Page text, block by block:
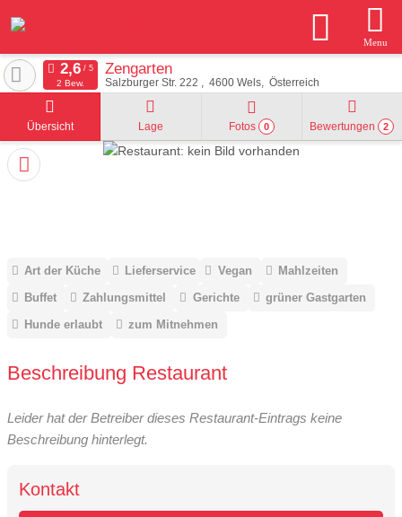
Menu
Zengarten
Salzburger Str. 222 4600 Wels Österreich
2 Bew.
Übersicht Lage Fotos 0 Bewertungen 2
Art der Küche Lieferservice Vegan
Mahlzeiten
Buffet
Zahlungsmittel Gerichte
grüner Gastgarten
Hunde erlaubt
zum Mitnehmen
Beschreibung Restaurant
Leider hat der Betreiber dieses Restaurant-Eintrags keine
Beschreibung hinterlegt.
Kontakt